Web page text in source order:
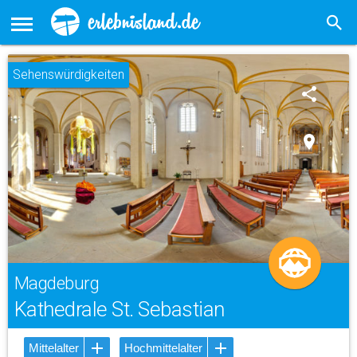
Sehenswürdigkeiten
Magdeburg
Kathedrale St. Sebastian
share
place
Mittelalter
Hochmittelalter